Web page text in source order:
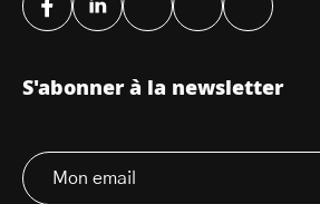
S'abonner à la newsletter